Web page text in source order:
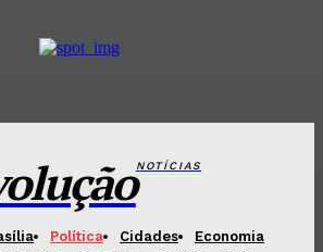
NOTÍCIAS
Política Cidades
Economia